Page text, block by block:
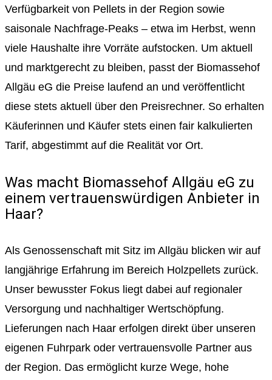
Verfügbarkeit von Pellets in der Region sowie
saisonale Nachfrage-Peaks – etwa im Herbst, wenn
viele Haushalte ihre Vorräte aufstocken. Um aktuell
und marktgerecht zu bleiben, passt der Biomassehof
Allgäu eG die Preise laufend an und veröffentlicht
diese stets aktuell über den Preisrechner. So erhalten
Käuferinnen und Käufer stets einen fair kalkulierten
Tarif, abgestimmt auf die Realität vor Ort.
Was macht Biomassehof Allgäu eG zu
einem vertrauenswürdigen Anbieter in
Haar?
Als Genossenschaft mit Sitz im Allgäu blicken wir auf
langjährige Erfahrung im Bereich Holzpellets zurück.
Unser bewusster Fokus liegt dabei auf regionaler
Versorgung und nachhaltiger Wertschöpfung.
Lieferungen nach Haar erfolgen direkt über unseren
eigenen Fuhrpark oder vertrauensvolle Partner aus
der Region. Das ermöglicht kurze Wege, hohe